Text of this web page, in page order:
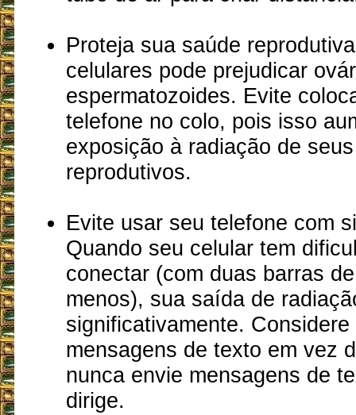
Proteja sua saúde
celulares pode prejudicar
espermatozoides. Evite
telefone no colo, pois isso
exposição à radiação de
reprodutivos.
Evite usar seu telefone com
Quando seu celular tem
conectar (com duas barras
menos), sua saída de
significativamente. Considere
mensagens de texto em vez
nunca envie mensagens de
dirige.